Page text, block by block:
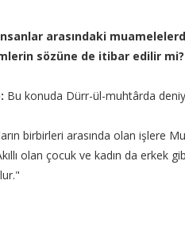
arasındaki
sözüne de itibar edilir mi?
Bu konuda Dürr-ül-muhtârda
birbirleri arasında olan işlere
olan çocuk ve kadın da erkek